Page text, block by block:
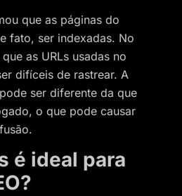
que as páginas do
fato, ser indexadas. No
as URLs usadas no
difíceis de rastrear. A
ser diferente da que
o que pode causar
é ideal para